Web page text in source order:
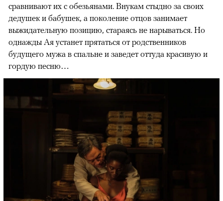
сравнивают их с обезьянами. Внукам стыдно за своих
дедушек и бабушек, а поколение отцов занимает
выжидательную позицию, стараясь не нарываться. Но
однажды Ая устанет прятаться от родственников
будущего мужа в спальне и заведет оттуда красивую и
гордую песню…